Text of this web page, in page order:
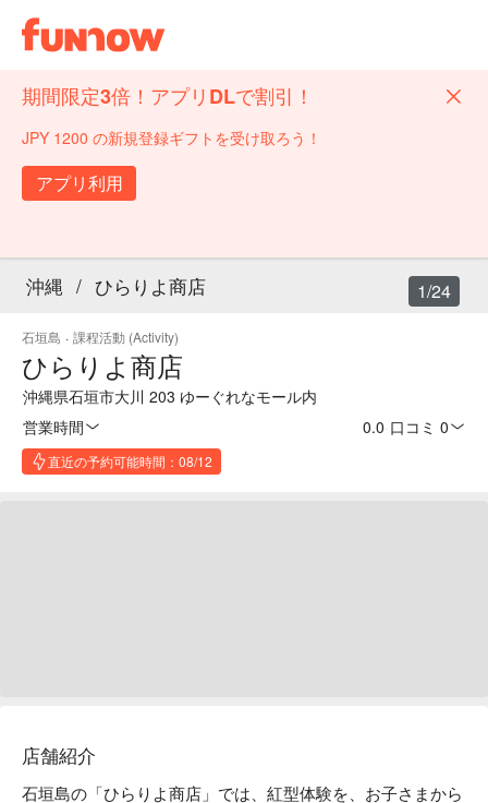
期間限定3倍！アプリDLで割引！
JPY 1200 の新規登録ギフトを受け取ろう！
アプリ利用
沖縄 / ひらりよ商店
石垣島 · 課程活動 (Activity)
ひらりよ商店
沖縄県石垣市大川 203 ゆーぐれなモール内
営業時間
0.0 口コミ 0
直近の予約可能時間：08/12
1/24
店舗紹介
石垣島の「ひらりよ商店」では、紅型体験を、お子さまから